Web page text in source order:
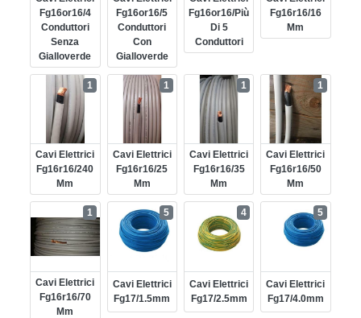
Fg16or16/4
Conduttori
Senza
Gialloverde
Fg16or16/5
Conduttori
Con
Gialloverde
Fg16or16/più
Di 5
Conduttori
Fg16r16/16
Mm
Cavi Elettrici
Fg16r16/240
Mm
1
Cavi Elettrici
Fg16r16/25
Mm
1
Cavi Elettrici
Fg16r16/35
Mm
1
Cavi Elettrici
Fg16r16/50
Mm
1
Cavi Elettrici
Fg16r16/70
Mm
1
Cavi Elettrici
Fg17/1.5mm
5
Cavi Elettrici
Fg17/2.5mm
4
Cavi Elettrici
Fg17/4.0mm
5